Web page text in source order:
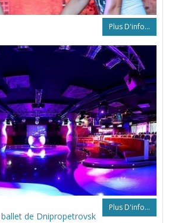
Plus D'info...
Plus D'info...
de Dnipropetrovsk